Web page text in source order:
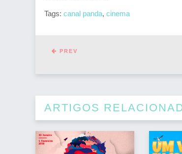
Tags: canal panda, cinema
PREV
ARTIGOS